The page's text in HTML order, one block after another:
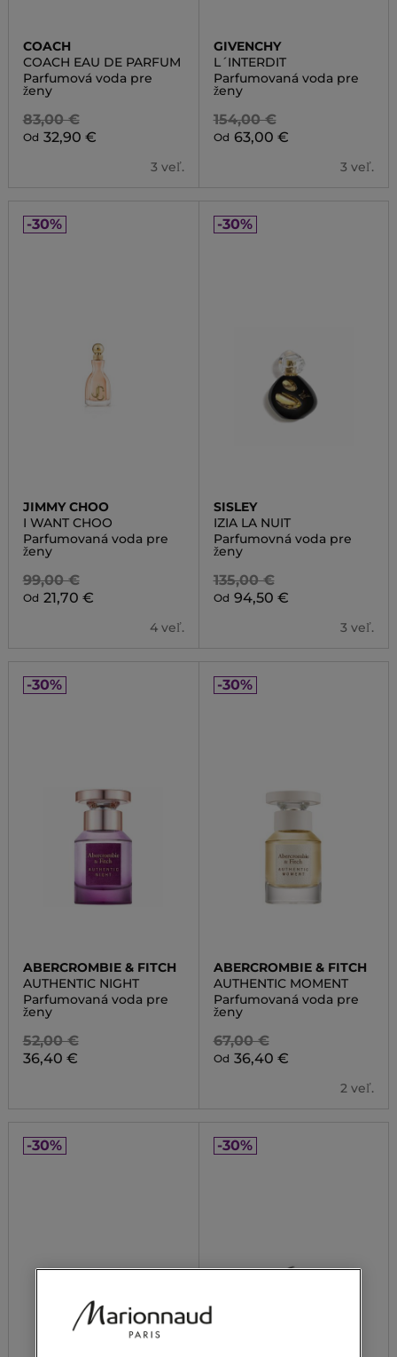
COACH
COACH EAU DE PARFUM
Parfumová voda pre
ženy
83,00 €
Od 32,90 €
3 veľ.
GIVENCHY
L´INTERDIT
Parfumovaná voda pre
ženy
154,00 €
Od 63,00 €
3 veľ.
-30%
JIMMY CHOO
I WANT CHOO
Parfumovaná voda pre
ženy
99,00 €
Od 21,70 €
4 veľ.
-30%
SISLEY
IZIA LA NUIT
Parfumovná voda pre
ženy
135,00 €
Od 94,50 €
3 veľ.
-30%
ABERCROMBIE & FITCH
AUTHENTIC NIGHT
Parfumovaná voda pre
ženy
52,00 €
36,40 €
-30%
ABERCROMBIE & FITCH
AUTHENTIC MOMENT
Parfumovaná voda pre
ženy
67,00 €
Od 36,40 €
2 veľ.
-30% -30%